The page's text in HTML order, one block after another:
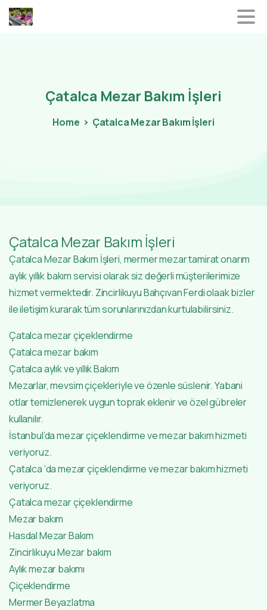
Çatalca Mezar Bakım İşleri
Home Çatalca Mezar Bakım İşleri
Çatalca Mezar Bakım İşleri
Çatalca Mezar Bakım İşleri, mermer mezar tamirat onarım
aylık yıllık bakım servisi olarak siz değerli müşterilerimize
hizmet vermektedir. Zincirlikuyu Bahçıvan Ferdi olaak bizler
ile iletişim kurarak tüm sorunlarınızdan kurtulabilirsiniz.
Çatalca mezar çiçeklendirme
Çatalca mezar bakım
Çatalca aylık ve yıllık Bakım
Mezarlar, mevsim çiçekleriyle ve özenle süslenir. Yabani
otlar temizlenerek uygun toprak eklenir ve özel gübreler
kullanılır.
İstanbul’da mezar çiçeklendirme ve mezar bakım hizmeti
veriyoruz.
Çatalca ‘da mezar çiçeklendirme ve mezar bakım hizmeti
veriyoruz.
Çatalca mezar çiçeklendirme
Mezar bakım
Hasdal Mezar Bakım
Zincirlikuyu Mezar bakım
Aylık mezar bakımı
Çiçeklendirme
Mermer Beyazlatma